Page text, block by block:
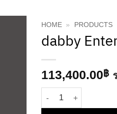
HOME » PRODUCTS
dabby
113,400.00 ฿
จำนวน dabby